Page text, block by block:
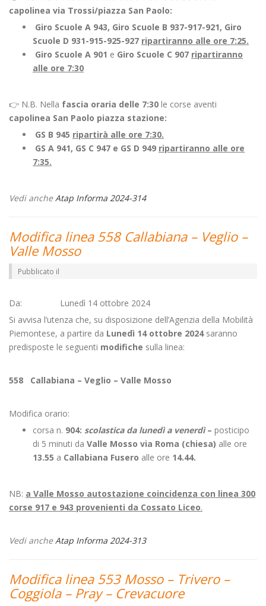
capolinea via Trossi/piazza San Paolo:
Giro Scuole A 943, Giro Scuole B 937-917-921, Giro
Scuole D 931-915-925-927 ripartiranno alle ore 7:25.
Giro Scuole A 901 e Giro Scuole C 907 ripartiranno
alle ore 7:30
👉 N.B. Nella fascia oraria delle 7:30 le corse aventi
capolinea San Paolo piazza stazione:
GS B 945 ripartirà alle ore 7:30.
GS A 941, GS C 947 e GS D 949 ripartiranno alle ore
7:35.
Vedi ancheAtap Informa 2024-314
Modifica linea 558 Callabiana – Veglio –
Valle Mosso
Pubblicato il
Da: Lunedì 14 ottobre 2024
Si avvisa l’utenza che, su disposizione dell’Agenzia della Mobilità
Piemontese, a partire da Lunedì 14 ottobre 2024saranno
predisposte le seguenti modifiche sulla linea:
558 Callabiana – Veglio – Valle Mosso
Modifica orario:
corsa n. 904: scolastica da lunedì a venerdì– posticipo
di 5 minuti da Valle Mosso via Roma (chiesa) alle ore
13.55 a Callabiana Fusero alle ore 14.44.
NB: a Valle Mosso autostazione coincidenza con linea 300
corse 917 e 943 provenienti da Cossato Liceo.
Vedi ancheAtap Informa 2024-313
Modifica linea 553 Mosso – Trivero –
Coggiola – Pray – Crevacuore